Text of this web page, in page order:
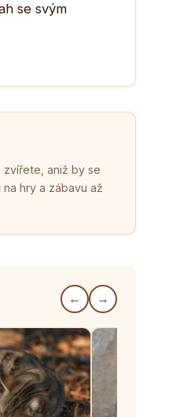
se svým
zvířete, aniž by se
hry a zábavu až
← →